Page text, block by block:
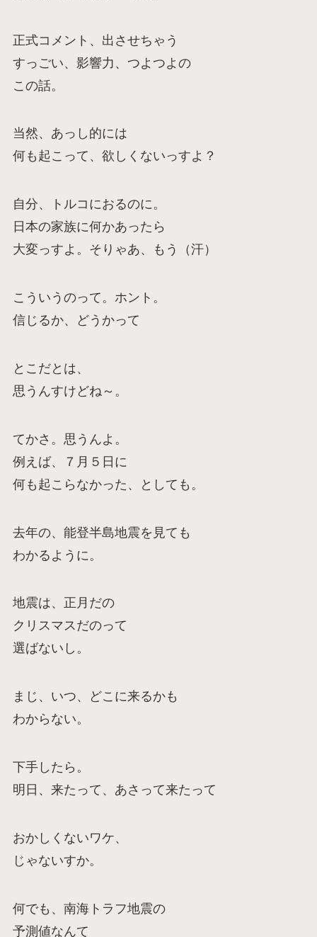
正式コメント、出させちゃう
すっごい、影響力、つよつよの
この話。
当然、あっし的には
何も起こって、欲しくないっすよ？
自分、トルコにおるのに。
日本の家族に何かあったら
大変っすよ。そりゃあ、もう（汗）
こういうのって。ホント。
信じるか、どうかって
とこだとは、
思うんすけどね～。
てかさ。思うんよ。
例えば、７月５日に
何も起こらなかった、としても。
去年の、能登半島地震を見ても
わかるように。
地震は、正月だの
クリスマスだのって
選ばないし。
まじ、いつ、どこに来るかも
わからない。
下手したら。
明日、来たって、あさって来たって
おかしくないワケ、
じゃないすか。
何でも、南海トラフ地震の
予測値なんて